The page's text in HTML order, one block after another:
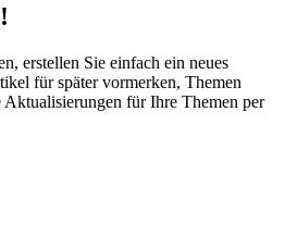
erstellen Sie einfach ein neues
für später vormerken, Themen
Aktualisierungen für Ihre Themen per